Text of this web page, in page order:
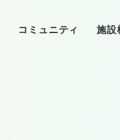
コミュニティ 施設